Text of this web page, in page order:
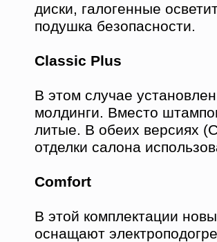
диски, галогенные
подушка безопасности.
Classic Plus
В этом случае
молдинги. Вместо
литые. В обеих версиях
отделки салона
Comfort
В этой комплектации
оснащают